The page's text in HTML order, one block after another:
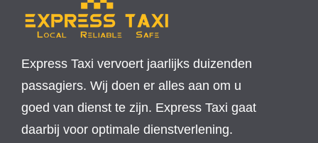
Express Taxi vervoert jaarlijks duizenden
passagiers. Wij doen er alles aan om u
goed van dienst te zijn. Express Taxi gaat
daarbij voor optimale dienstverlening.